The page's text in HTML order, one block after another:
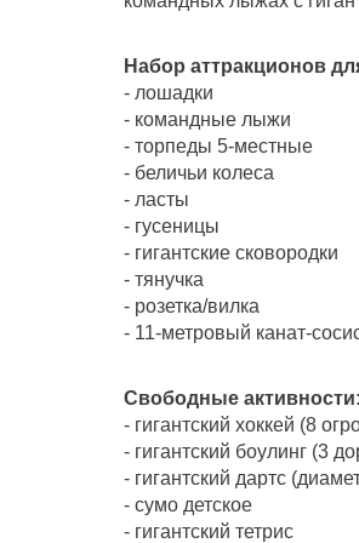
Набор аттракционов
- лошадки
- командные лыжи
- торпеды 5-местные
- беличьи колеса
- ласты
- гусеницы
- гигантские сковородки
- тянучка
- розетка/вилка
- 11-метровый канат-
Свободные активности:
- гигантский хоккей (8
- гигантский боулинг (3
- гигантский дартс
- сумо детское
- гигантский тетрис